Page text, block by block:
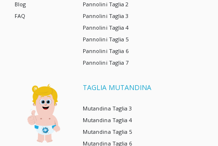
Blog
FAQ
Pannolini Taglia 2
Pannolini Taglia 3
Pannolini Taglia 4
Pannolini Taglia 5
Pannolini Taglia 6
Pannolini Taglia 7
TAGLIA MUTANDINA
Mutandina Taglia 3
Mutandina Taglia 4
Mutandina Taglia 5
Mutandina Taglia 6